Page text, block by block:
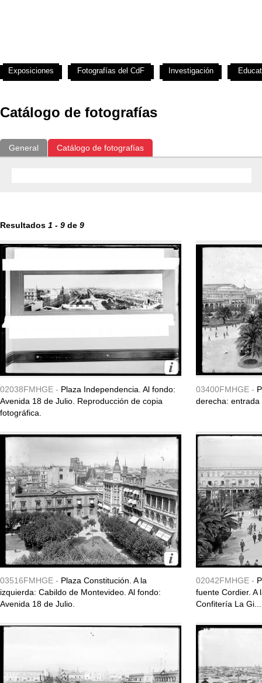
Catálogo de fotografías
General Catálogo de fotografías
Resultados 1 - 9 de 9
02038FMHGE - Plaza Independencia. Al fondo:
Avenida 18 de Julio. Reproducción de copia
fotográfica.
03400FMHGE -
derecha:
03516FMHGE - Plaza Constitución. A la
izquierda: Cabildo de Montevideo. Al fondo:
Avenida 18 de Julio.
02042FMHGE -
fuente Cordier. A
Confitería La Gi...
Exposiciones Fotografías del CdF Investigación